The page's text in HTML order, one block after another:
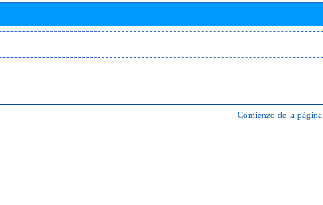
Comienzo de la página